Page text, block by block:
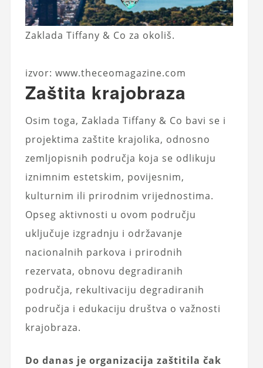
Zaklada Tiffany & Co za okoliš.
izvor: www.theceomagazine.com
Zaštita krajobraza
Osim toga, Zaklada Tiffany & Co bavi se i
projektima zaštite krajolika, odnosno
zemljopisnih područja koja se odlikuju
iznimnim estetskim, povijesnim,
kulturnim ili prirodnim vrijednostima.
Opseg aktivnosti u ovom području
uključuje izgradnju i održavanje
nacionalnih parkova i prirodnih
rezervata, obnovu degradiranih
područja, rekultivaciju degradiranih
područja i edukaciju društva o važnosti
krajobraza.
Do danas je organizacija zaštitila čak